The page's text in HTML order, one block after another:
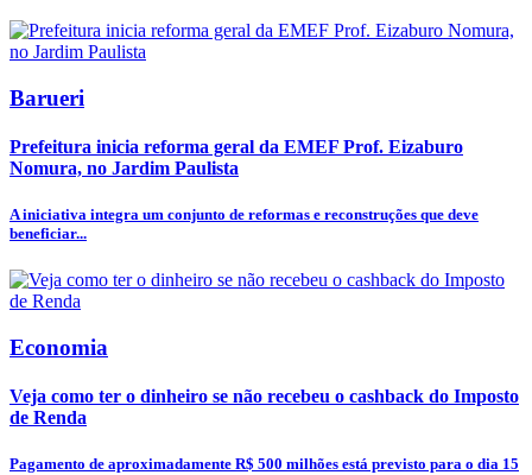
Barueri
Prefeitura inicia reforma geral da EMEF Prof. Eizaburo
Nomura, no Jardim Paulista
A iniciativa integra um conjunto de reformas e reconstruções que deve
beneficiar...
Economia
Veja como ter o dinheiro se não recebeu o cashback do Imposto
de Renda
Pagamento de aproximadamente R$ 500 milhões está previsto para o dia 15